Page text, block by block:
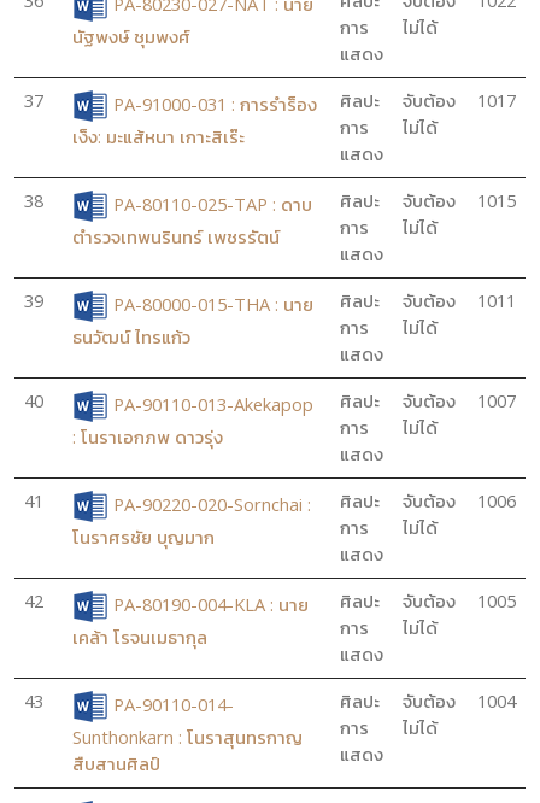
นัฐพงษ์ ชุมพงศ์
การ
แสดง
ไม่ได้
37
PA-91000-031 : การรำร็อง
เง็ง: มะแส้หนา เกาะสิเร๊ะ
ศิลปะ
การ
แสดง
จับต้อง
ไม่ได้
1017
38
PA-80110-025-TAP : ดาบ
ตำรวจเทพนรินทร์ เพชรรัตน์
ศิลปะ
การ
แสดง
จับต้อง
ไม่ได้
1015
39
PA-80000-015-THA : นาย
ธนวัฒน์ ไทรแก้ว
ศิลปะ
การ
แสดง
จับต้อง
ไม่ได้
1011
40
PA-90110-013-Akekapop
: โนราเอกภพ ดาวรุ่ง
ศิลปะ
การ
แสดง
จับต้อง
ไม่ได้
1007
41
PA-90220-020-Sornchai :
โนราศรชัย บุญมาก
ศิลปะ
การ
แสดง
จับต้อง
ไม่ได้
1006
42
PA-80190-004-KLA : นาย
เคล้า โรจนเมธากุล
ศิลปะ
การ
แสดง
จับต้อง
ไม่ได้
1005
43
PA-90110-014-
Sunthonkarn : โนราสุนทรกาญ
สืบสานศิลป์
ศิลปะ
การ
แสดง
จับต้อง
ไม่ได้
1004